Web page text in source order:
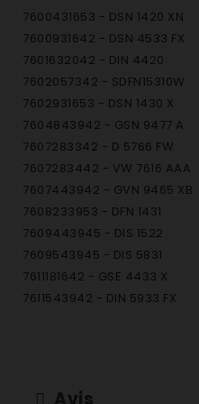
7600431653 - DSN 1420 XN
7600931642 - DSN 4533 FX
7601632042 - DIN 4420
7602057342 - SDFN15310W
7602931653 - DSN 1430 X
7604843942 - GSN 9477 A
7607283342 - D 5766 FW
7607283442 - VW 7616 AAA
7607443942 - GVN 9465 XB
7608233953 - DFN 1431
7609443945 - DIS 1522
7609543945 - DIS 5831
7611181642 - GSE 4433 X
7611543942 - DIN 5933 FX
Avis